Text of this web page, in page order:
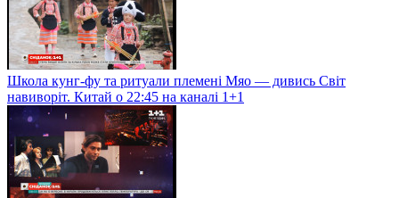
Школа кунг-фу та ритуали племені Мяо — дивись Світ
навиворіт. Китай о 22:45 на каналі 1+1